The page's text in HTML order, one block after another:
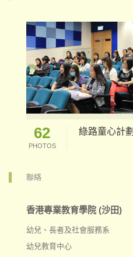
62
PHOTOS
綠路童心計劃
聯絡
香港專業教育學院 (沙田)
幼兒、長者及社會服務系
幼兒教育中心